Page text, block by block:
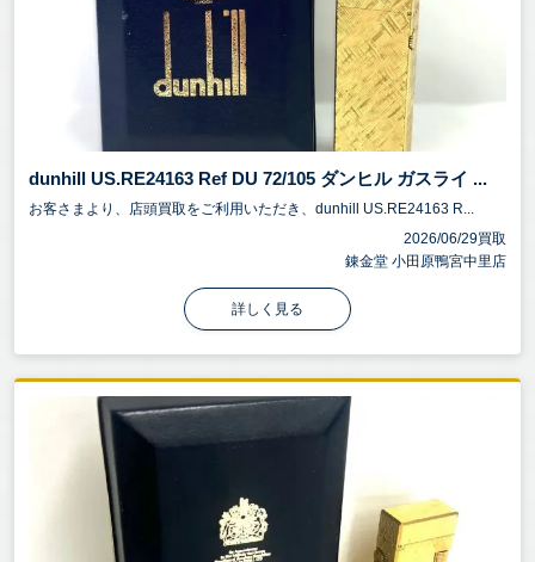
dunhill US.RE24163 Ref DU 72/105 ダンヒル ガスライ ...
お客さまより、店頭買取をご利用いただき、dunhill US.RE24163 R...
2026/06/29買取
錬金堂 小田原鴨宮中里店
詳しく見る